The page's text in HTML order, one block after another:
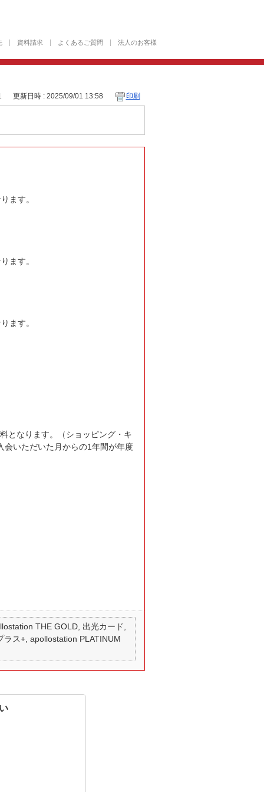
資料請求 よくあるご質問 法人のお客様
更新日時 : 2025/09/01 13:58 印刷
ます。
ます。
ます。
なります。（ショッピング・キ
いただいた月からの1年間が年度
THE GOLD, 出光カード,
ス+, apollostation PLATINUM